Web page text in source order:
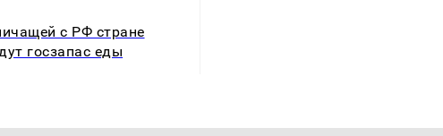
с РФ стране
госзапас еды